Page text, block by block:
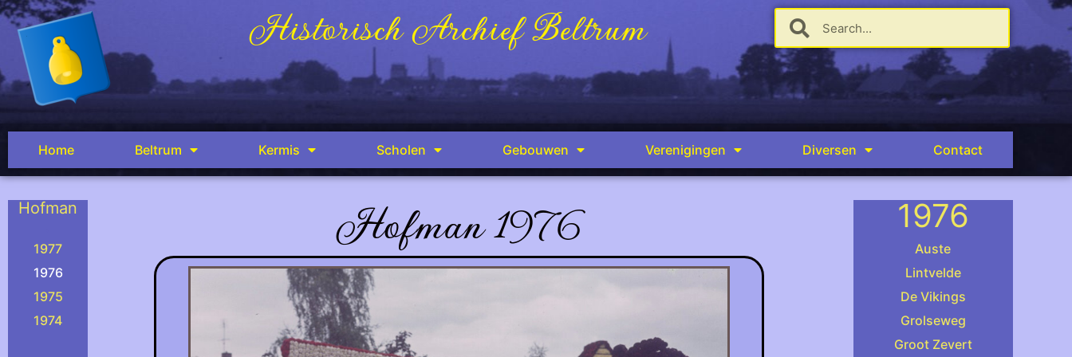
Historisch Archief Beltrum
Home Beltrum Kermis Scholen Gebouwen Verenigingen Diversen Contact
Hofman
1977
1976
1975
1974
Hofman 1976 1976
Auste
Lintvelde
De Vikings
Grolseweg
Groot Zevert